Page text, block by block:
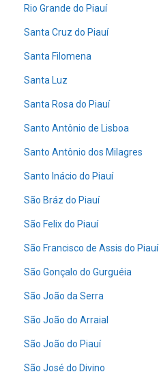
Rio Grande do Piauí
Santa Cruz do Piauí
Santa Filomena
Santa Luz
Santa Rosa do Piauí
Santo Antônio de Lisboa
Santo Antônio dos Milagres
Santo Inácio do Piauí
São Bráz do Piauí
São Felix do Piauí
São Francisco de Assis do Piauí
São Gonçalo do Gurguéia
São João da Serra
São João do Arraial
São João do Piauí
São José do Divino